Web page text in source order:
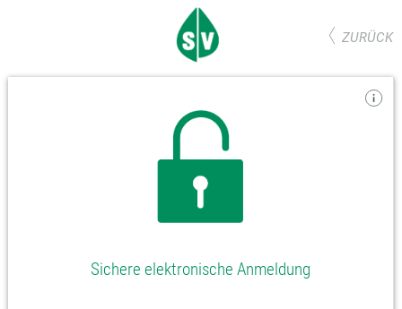
ZURÜCK
Sichere elektronische Anmeldung